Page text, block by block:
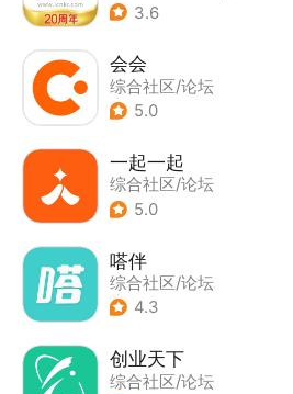
3.6
会会
综合社区/论坛
| 移动办公
5.0
一起一起
综合社区/论坛
5.0
嗒伴
综合社区/论坛
| 游戏攻略
4.3
创业天下
综合社区/论坛